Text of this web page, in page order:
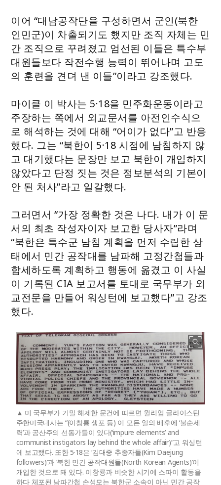
이어 “대남공작단을 구성하면서 군인(북한
인민군)이 차출되기도 했지만 조직 자체는 민
간 조직으로 꾸려졌고 엄선된 이들은 특수부
대원들보다 작전수행 능력이 뛰어나며 고도
의 훈련을 견뎌 낸 이들”이라고 강조했다.
마이클 이 박사는 5·18을 민주화운동이라고
주장하는 쪽에서 외교문서를 아전인수식으
로 해석하는 것에 대해 “어이가 없다”고 반응
했다. 그는 “북한이 5·18 시점에 남침하지 않
고 대기했다는 문장만 보고 북한이 개입하지
않았다고 단정 짓는 것은 정보분석의 기본이
안 된 처사”라고 일갈했다.
그러면서 “가장 정확한 것은 나다. 내가 이 문
서의 최초 작성자이자 보고한 당사자”라며
“북한은 특수군 남침 계획을 먼저 수립한 상
태에서 민간 공작대를 남파해 고정간첩들과
합세하도록 계획하고 행동에 옮겼고 이 사실
이 기록된 CIA 보고서를 토대로 국무부가 외
교전문을 만들어 워싱턴에 보고했다”고 강조
했다.
미 국무부가 기밀 해제한 문건에 따르면 윌리엄 글라이스틴
주한미국대사는 “(이창룡 생포 등) 이 모든 일의 배후에 ‘불순세
력’과 공산주의 선동가들이 있다(‘impure elements’ and
communist instigators lay behind the whole affair)”고 워싱턴
에 보고했다. 또한 5·18은 ‘김대중 추종자들(Kim Daejung
followers)’과 ‘북한 민간 공작대원들(North Korean Agents)’이
개입한 것으로 돼 있다. 이창룡과 비슷한 시기에 스파이 활동을
하다 체포된 남파간첩 손성모는 북한군 소속이 아닌 민간 공작